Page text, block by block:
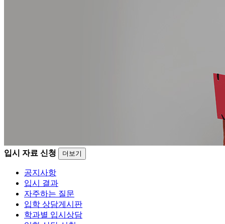
입시 자료 신청 더보기
공지사항
입시 결과
자주하는 질문
입학 상담게시판
학과별 입시상담